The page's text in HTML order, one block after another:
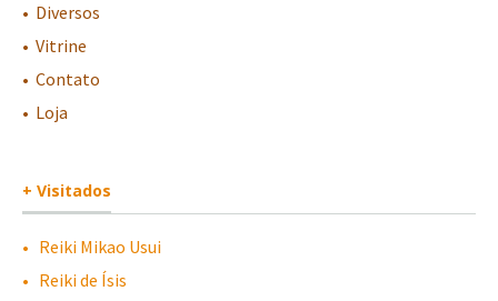
• Diversos
• Vitrine
• Contato
• Loja
+ Visitados
• Reiki Mikao Usui
• Reiki de Ísis